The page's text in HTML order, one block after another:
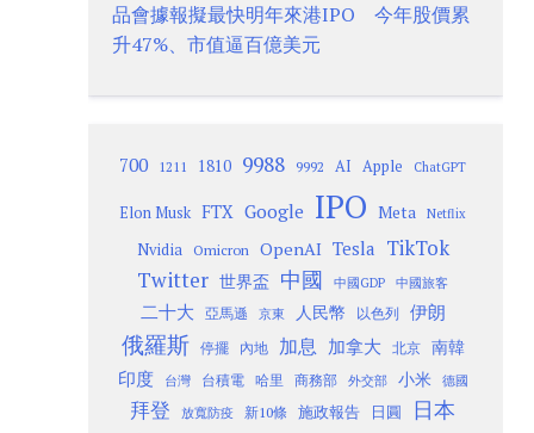
品會據報擬最快明年來港IPO 今年股價累
升47%、市值逼百億美元
700 1211 1810 9988 9992 AI Apple ChatGPT
Elon Musk FTX Google IPO Meta Netflix
Nvidia Omicron OpenAI Tesla TikTok
Twitter 世界盃 中國 中國GDP 中國旅客
二十大 亞馬遜 京東 人民幣 以色列 伊朗
俄羅斯 停擺 內地 加息 加拿大 北京
南韓
印度
台灣 台積電 哈里 商務部 外交部 小米 德國
拜登 放寬防疫 新10條 施政報告 日圓 日本